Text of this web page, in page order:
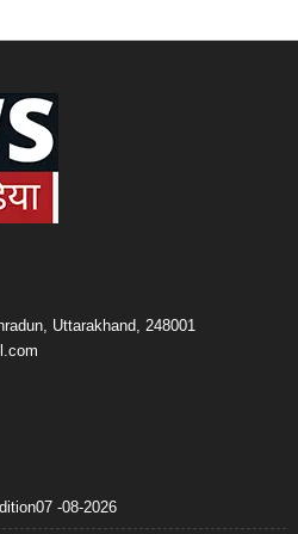
Uttarakhand, 248001
-08-2026